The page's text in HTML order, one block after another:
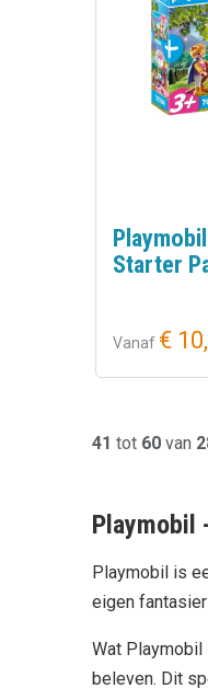
Starter
Vanaf €
41 tot 60 van
Playmobil
Playmobil is
eigen
Wat Playmobil
beleven. Dit